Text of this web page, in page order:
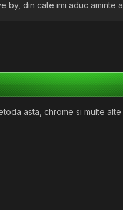
by, din cate imi aduc aminte
asta, chrome si multe